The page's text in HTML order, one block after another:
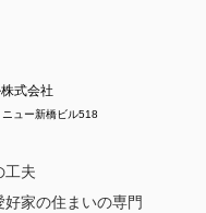
式会社
ュー新橋ビル518
工夫
好家の住まいの専門